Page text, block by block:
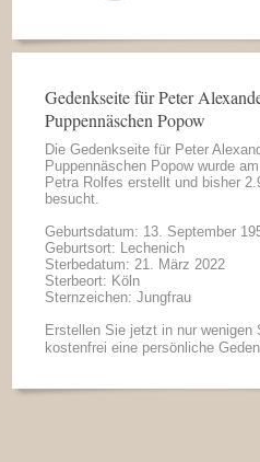
Gedenkseite für Peter
Puppennäschen Popow
Die Gedenkseite für Peter
Puppennäschen Popow wurde
Petra Rolfes erstellt und bisher
besucht.
Geburtsdatum: 13. September
Geburtsort: Lechenich
Sterbedatum: 21. März 2022
Sterbeort: Köln
Sternzeichen: Jungfrau
Erstellen Sie jetzt in nur wenigen
kostenfrei eine persönliche